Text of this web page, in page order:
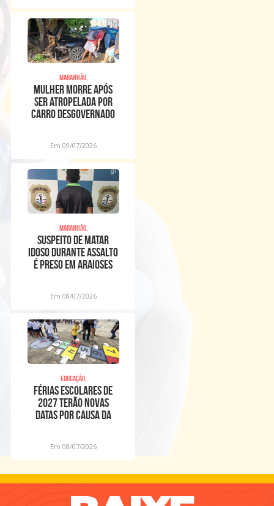
Maranhão,
Mulher morre após
ser atropelada por
carro desgovernado
Em 09/07/2026
Maranhão,
Suspeito de matar
idoso durante assalto
é preso em Araioses
Em 08/07/2026
Educação,
Férias escolares de
2027 terão novas
datas por causa da
Em 08/07/2026